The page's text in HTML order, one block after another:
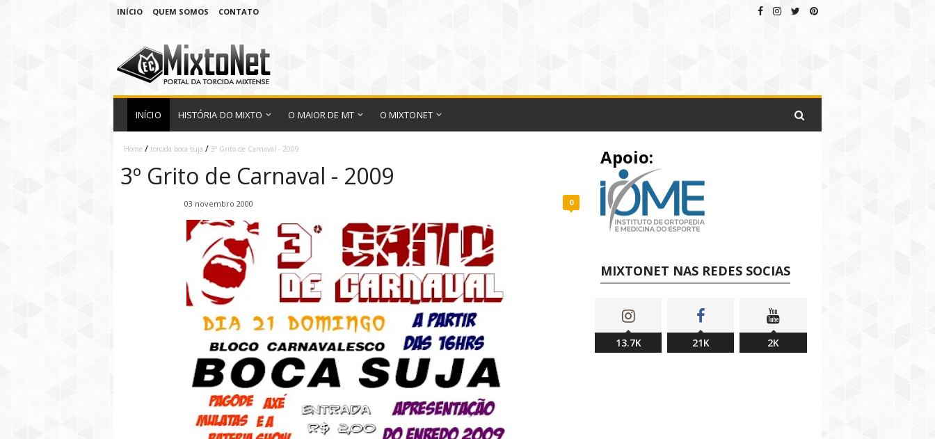
INÍCIO QUEM SOMOS CONTATO
INÍCIO HISTÓRIA DO MIXTO O MAIOR DE MT O MIXTONET
Home / torcida boca suja / 3º Grito de Carnaval - 2009
3º Grito de Carnaval - 2009
03 novembro 2000 0
Apoio:
MIXTONET NAS REDES SOCIAS
13.7K 21K 2K